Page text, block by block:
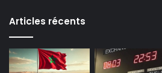
Articles récents